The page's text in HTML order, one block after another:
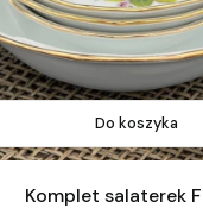
Do koszyka
Komplet salaterek